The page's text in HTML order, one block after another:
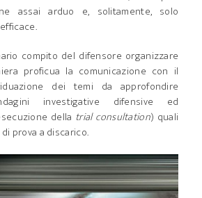
assai arduo e, solitamente, solo
compito del difensore organizzare
proficua la comunicazione con il
dei temi da approfondire
investigative difensive ed
della trial consultation) quali
prova a discarico.